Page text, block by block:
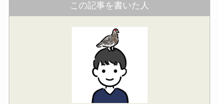
この記事を書いた人